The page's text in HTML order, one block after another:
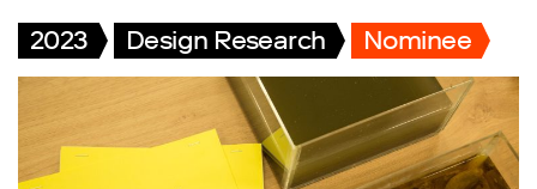
2023 Design Research Nominee